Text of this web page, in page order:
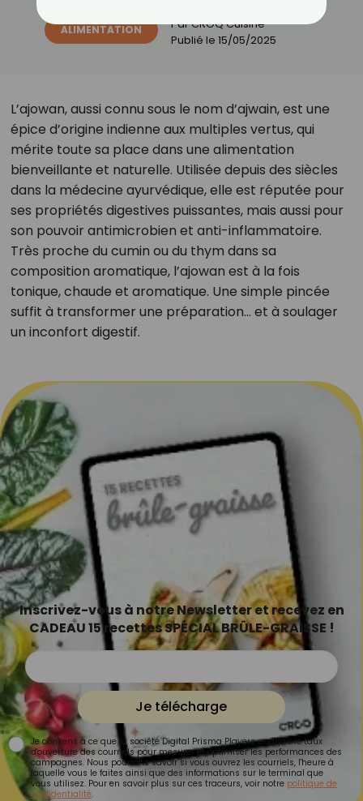
ALIMENTATION ParCROQ Cuisine
Publié le 15/05/2025
L’ajowan, aussi connu sous le nom d’ajwain, est une
épice d’origine indienne aux multiples vertus, qui
mérite toute sa place dans une alimentation
bienveillante et naturelle. Utilisée depuis des siècles
dans la médecine ayurvédique, elle est réputée pour
ses propriétés digestives puissantes, mais aussi pour
son pouvoir antimicrobien et anti-inflammatoire.
Très proche du cumin ou du thym dans sa
composition aromatique, l’ajowan est à la fois
tonique, chaude et aromatique. Une simple pincée
suffit à transformer une préparation… et à soulager
un inconfort digestif.
Inscrivez-vous à notre Newsletter et recevez en
CADEAU 15 recettes SPÉCIAL BRÛLE-GRAISSE !
Je télécharge
Je consens à ce que la société Digital Prisma Players analyse le taux
d'ouverture des courriels pour mesurer et optimiser les performances des
campagnes. Nous pourrons savoir si vous ouvrez les courriels, l'heure à
laquelle vous le faites ainsi que des informations sur le terminal que
vous utilisez. Pour en savoir plus sur ces traceurs, voir notre politique de
confidentialité.